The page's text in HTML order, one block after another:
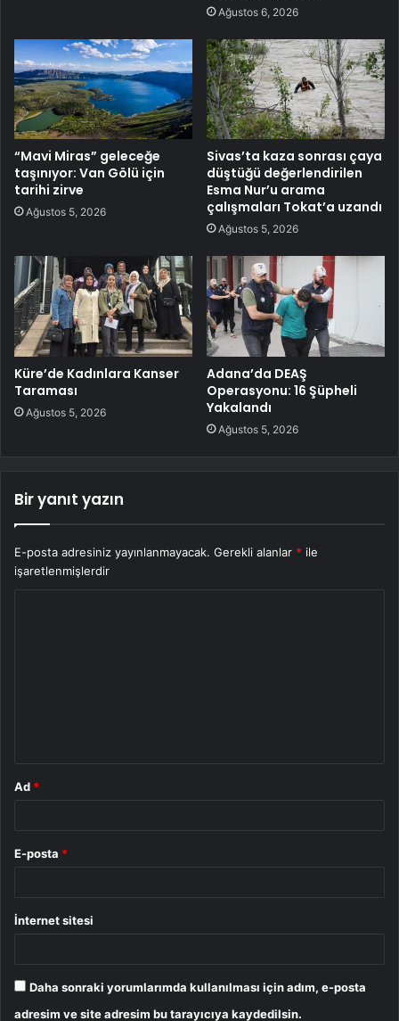
Ağustos 6, 2026
“Mavi Miras” geleceğe
taşınıyor: Van Gölü için
tarihi zirve
Ağustos 5, 2026
Sivas’ta kaza sonrası çaya
düştüğü değerlendirilen
Esma Nur’u arama
çalışmaları Tokat’a uzandı
Ağustos 5, 2026
Küre’de Kadınlara Kanser
Taraması
Ağustos 5, 2026
Adana’da DEAŞ
Operasyonu: 16 Şüpheli
Yakalandı
Ağustos 5, 2026
Bir yanıt yazın
E-posta adresiniz yayınlanmayacak. Gerekli alanlar * ile
işaretlenmişlerdir
Ad *
E-posta *
İnternet sitesi
Daha sonraki yorumlarımda kullanılması için adım, e-posta
adresim ve site adresim bu tarayıcıya kaydedilsin.